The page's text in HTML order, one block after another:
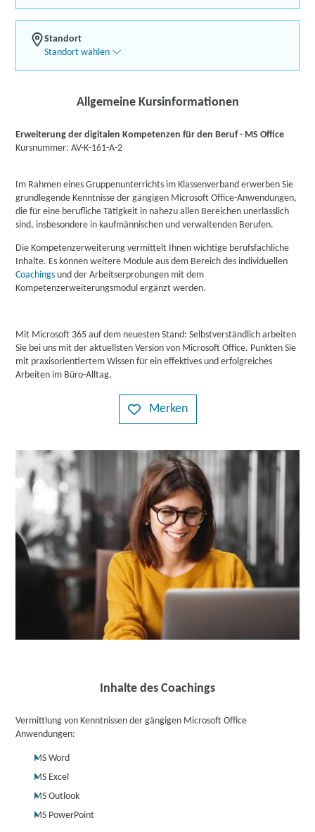
Standort
Standort wählen
Allgemeine Kursinformationen
Erweiterung der digitalen Kompetenzen für den Beruf - MS Office
Kursnummer: AV-K-161-A-2
Im Rahmen eines Gruppenunterrichts im Klassenverband erwerben Sie
grundlegende Kenntnisse der gängigen Microsoft Office-Anwendungen,
die für eine berufliche Tätigkeit in nahezu allen Bereichen unerlässlich
sind, insbesondere in kaufmännischen und verwaltenden Berufen.
Die Kompetenzerweiterung vermittelt Ihnen wichtige berufsfachliche
Inhalte. Es können weitere Module aus dem Bereich des individuellen
Coachingsund der Arbeitserprobungen mit dem
Kompetenzerweiterungsmodul ergänzt werden.
Mit Microsoft 365 auf dem neuesten Stand: Selbstverständlich arbeiten
Sie bei uns mit der aktuellsten Version von Microsoft Office. Punkten Sie
mit praxisorientiertem Wissen für ein effektives und erfolgreiches
Arbeiten im Büro-Alltag.
Merken
Inhalte des Coachings
Vermittlung von Kenntnissen der gängigen Microsoft Office
Anwendungen:
MS Word
MS Excel
MS Outlook
MS PowerPoint